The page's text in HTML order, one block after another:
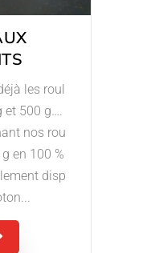
les roul
500 g….
nos rou
en 100 %
disp